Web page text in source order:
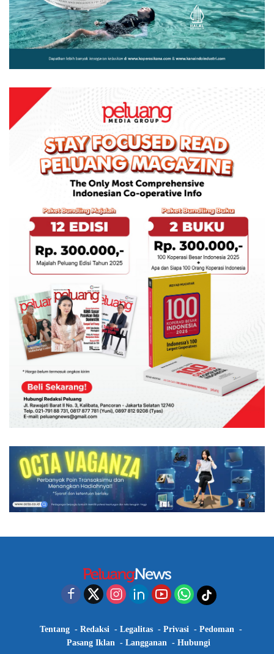
Tentang Redaksi Legalitas Privasi
Pedoman
Pasang Iklan
Langganan Hubungi